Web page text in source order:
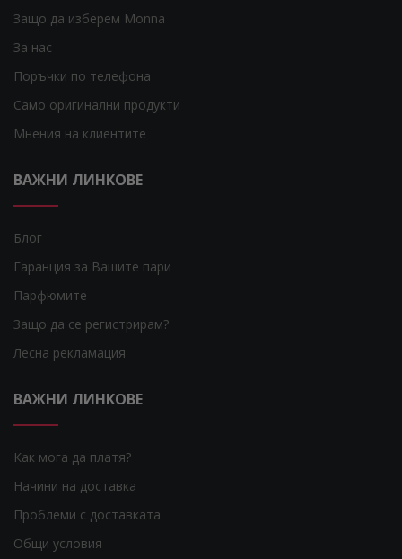
Защо да изберем Monna
За нас
Поръчки по телефона
Само оригинални продукти
Мнения на клиентите
ВАЖНИ ЛИНКОВЕ
Блог
Гаранция за Вашите пари
Парфюмите
Защо да се регистрирам?
Лесна рекламация
ВАЖНИ ЛИНКОВЕ
Как мога да платя?
Начини на доставка
Проблеми с доставката
Общи условия